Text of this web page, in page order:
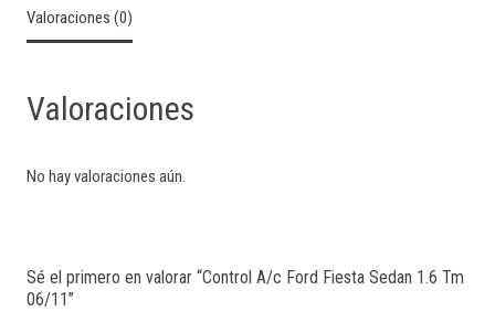
Valoraciones (0)
Valoraciones
No hay valoraciones aún.
Sé el primero en valorar “Control A/c Ford Fiesta Sedan 1.6 Tm
06/11”